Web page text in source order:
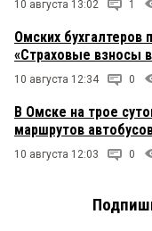
10 августа 13:02 1
Омских бухгалтеров
«Страховые взносы
10 августа 12:34 0
В Омске на трое
маршрутов
10 августа 12:03 0